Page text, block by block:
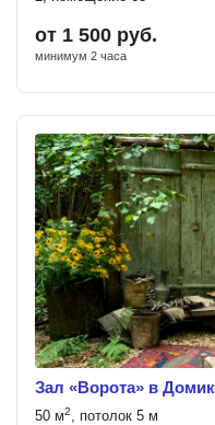
от 1 500 руб.
минимум 2 часа
Зал «Ворота» в
50 м2, потолок 5 м